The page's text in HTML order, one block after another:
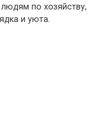
по хозяйству,
и уюта.